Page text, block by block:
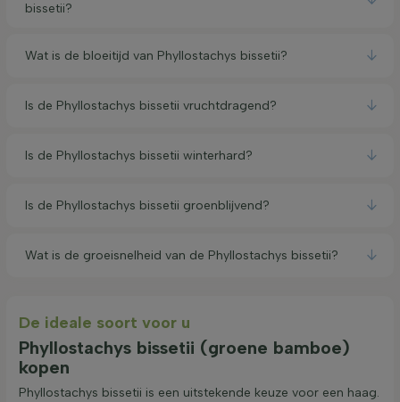
bissetii?
Wat is de bloeitijd van Phyllostachys bissetii?
Is de Phyllostachys bissetii vruchtdragend?
Is de Phyllostachys bissetii winterhard?
Is de Phyllostachys bissetii groenblijvend?
Wat is de groeisnelheid van de Phyllostachys bissetii?
De ideale soort voor u
Phyllostachys bissetii (groene bamboe)
kopen
Phyllostachys bissetii is een uitstekende keuze voor een haag.